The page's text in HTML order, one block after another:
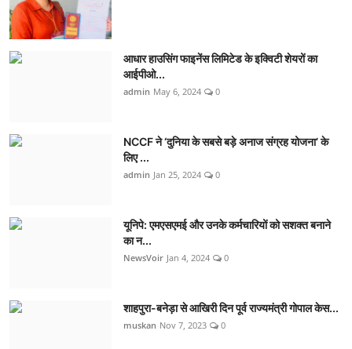
आधार हाउसिंग फाइनेंस लिमिटेड के इक्विटी शेयरों का
आईपीओ...
admin May 6, 2024 0
NCCF ने ‘दुनिया के सबसे बड़े अनाज संग्रह योजना’ के
लिए ...
admin Jan 25, 2024 0
यूनिपे: एमएसएमई और उनके कर्मचारियों को सशक्त बनाने
का न...
NewsVoir Jan 4, 2024 0
शाहपुरा-बनेड़ा से आखिरी दिन पूर्व राज्यमंत्री गोपाल केस...
muskan Nov 7, 2023 0